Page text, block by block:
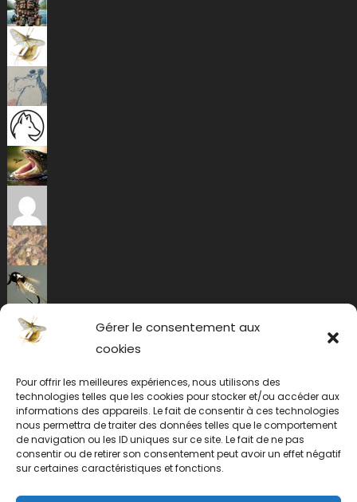
Gérer le consentement aux
cookies
Pour offrir les meilleures expériences, nous utilisons des
technologies telles que les cookies pour stocker et/ou accéder aux
informations des appareils. Le fait de consentir à ces technologies
nous permettra de traiter des données telles que le comportement
de navigation ou les ID uniques sur ce site. Le fait de ne pas
consentir ou de retirer son consentement peut avoir un effet négatif
sur certaines caractéristiques et fonctions.